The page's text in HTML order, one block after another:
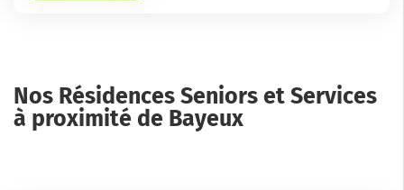
Nos Résidences Seniors et Services
à proximité de Bayeux